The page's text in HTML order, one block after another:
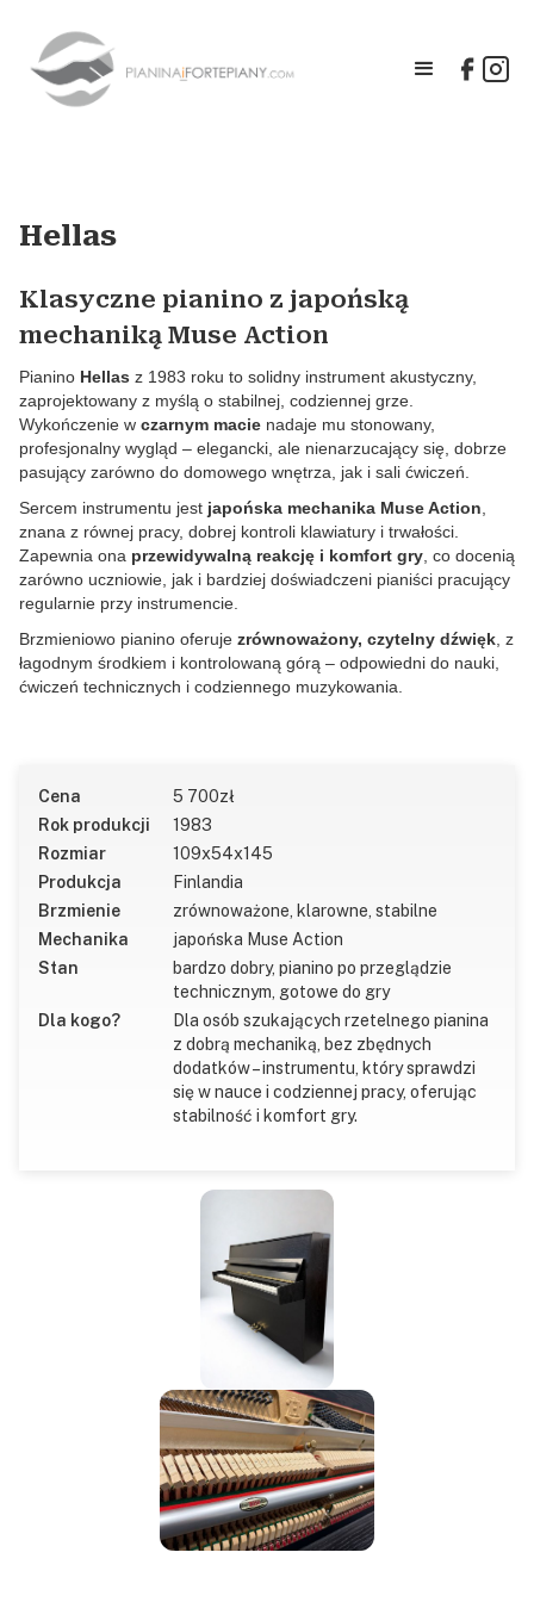
Hellas
Klasyczne pianino z japońską
mechaniką Muse Action
Pianino Hellas z 1983 roku to solidny instrument akustyczny,
zaprojektowany z myślą o stabilnej, codziennej grze.
Wykończenie w czarnym macie nadaje mu stonowany,
profesjonalny wygląd – elegancki, ale nienarzucający się, dobrze
pasujący zarówno do domowego wnętrza, jak i sali ćwiczeń.
Sercem instrumentu jest japońska mechanika Muse Action,
znana z równej pracy, dobrej kontroli klawiatury i trwałości.
Zapewnia ona przewidywalną reakcję i komfort gry, co docenią
zarówno uczniowie, jak i bardziej doświadczeni pianiści pracujący
regularnie przy instrumencie.
Brzmieniowo pianino oferuje zrównoważony, czytelny dźwięk, z
łagodnym środkiem i kontrolowaną górą – odpowiedni do nauki,
ćwiczeń technicznych i codziennego muzykowania.
Cena 5 700zł
Rok produkcji
1983
Rozmiar
109x54x145
Produkcja
Finlandia
Brzmienie
zrównoważone, klarowne, stabilne
Mechanika
japońska Muse Action
Stan
bardzo dobry, pianino po przeglądzie
technicznym, gotowe do gry
Dla kogo?
Dla osób szukających rzetelnego pianina
z dobrą mechaniką, bez zbędnych
dodatków – instrumentu, który sprawdzi
się w nauce i codziennej pracy, oferując
stabilność i komfort gry.